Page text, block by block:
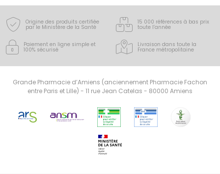
Origine des produits certifiée
par le Ministère de la Santé
15 000 références à bas prix
toute l’année
Paiement en ligne simple et
100% sécurisé
Livraison dans toute la
France métropolitaine
Grande Pharmacie d’Amiens (anciennement Pharmacie Fachon
entre Paris et Lille) - 11 rue Jean Catelas - 80000 Amiens